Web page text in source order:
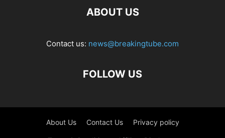
ABOUT US
Contact us: news@breakingtube.com
FOLLOW US
About Us Contact Us Privacy policy